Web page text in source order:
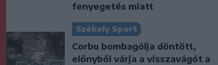
fenyegetés miatt
Székely Sport
Corbu bombagólja döntött,
előnyből várja a visszavágót a